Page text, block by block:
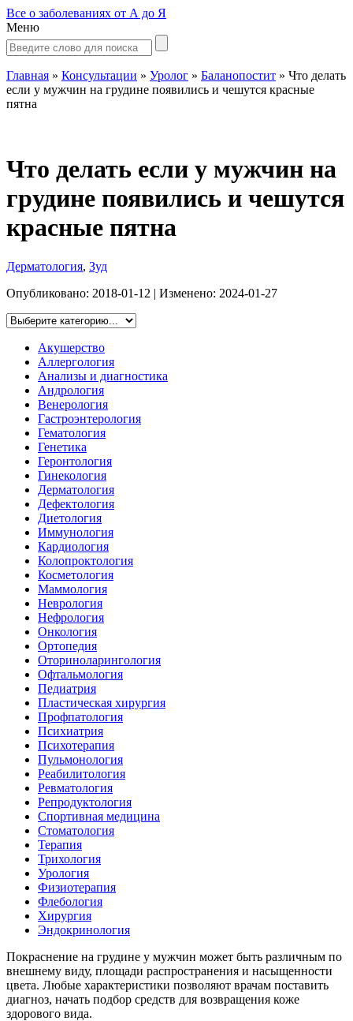
Все о заболеваниях от А до Я
Меню
Главная » Консультации » Уролог » Баланопостит » Что делать
если у мужчин на грудине появились и чешутся красные
пятна
Что делать если у мужчин на
грудине появились и чешутся
красные пятна
Дерматология, Зуд
Опубликовано: 2018-01-12 | Изменено: 2024-01-27
Акушерство
Аллергология
Анализы и диагностика
Андрология
Венерология
Гастроэнтерология
Гематология
Генетика
Геронтология
Гинекология
Дерматология
Дефектология
Диетология
Иммунология
Кардиология
Колопроктология
Косметология
Маммология
Неврология
Нефрология
Онкология
Ортопедия
Оториноларингология
Офтальмология
Педиатрия
Пластическая хирургия
Профпатология
Психиатрия
Психотерапия
Пульмонология
Реабилитология
Ревматология
Репродуктология
Спортивная медицина
Стоматология
Терапия
Трихология
Урология
Физиотерапия
Флебология
Хирургия
Эндокринология
Покраснение на грудине у мужчин может быть различным по
внешнему виду, площади распространения и насыщенности
цвета. Любые характеристики позволяют врачам поставить
диагноз, начать подбор средств для возвращения коже
здорового вида.